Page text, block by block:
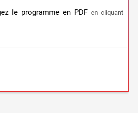
le programme en PDF en cliquant